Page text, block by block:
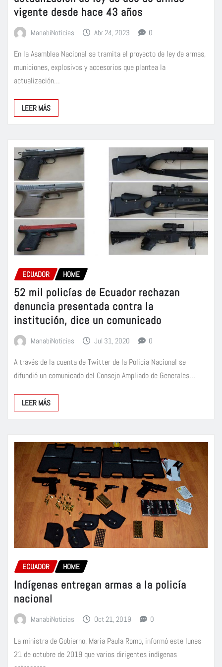
vigente desde hace 43 años
ManabiNoticias Abr 24, 2023 0
En la Asamblea Nacional se tramita el proyecto de ley de armas,
municiones, explosivos y accesorios que plantea la
actualización…
LEER MÁS
ECUADOR HOME
52 mil policías de Ecuador rechazan
denuncia presentada contra la
institución, dice un comunicado
ManabiNoticias Jul 31, 2020 0
A través de la cuenta de Twitter de la Policía Nacional se
difundió un comunicado del Consejo Ampliado de Generales…
LEER MÁS
ECUADOR HOME
Indígenas entregan armas a la policía
nacional
ManabiNoticias Oct 21, 2019 0
La ministra de Gobierno, María Paula Romo, informó este lunes
21 de octubre de 2019 que varios dirigentes indígenas